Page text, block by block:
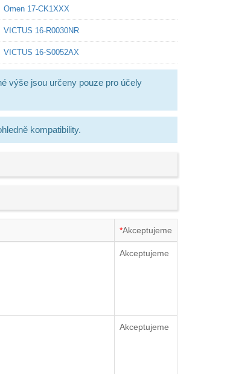
Omen 17-CK1XXX
VICTUS 16-R0030NR
VICTUS 16-S0052AX
výše jsou určeny pouze pro účely
kompatibility.
*Akceptujeme
Akceptujeme
Akceptujeme